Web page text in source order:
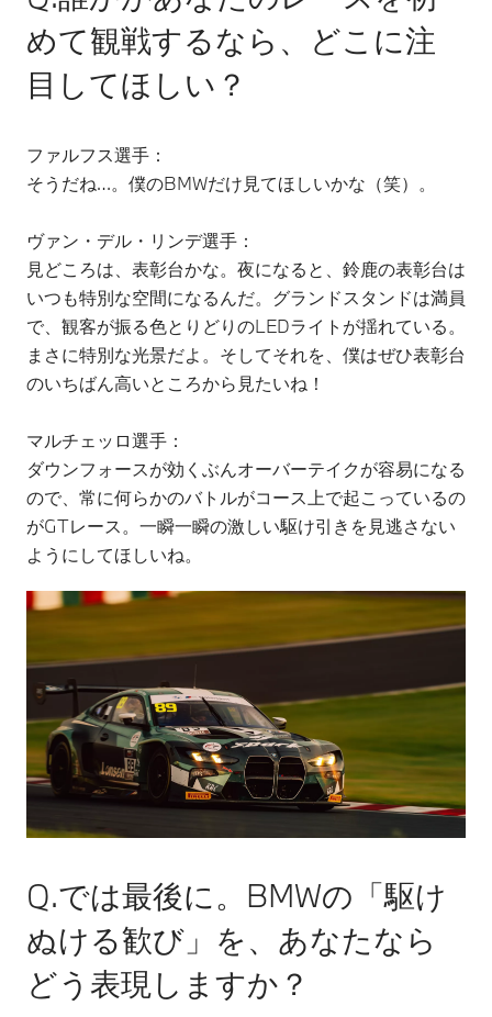
めて観戦するなら、どこに注
目してほしい？
ファルフス選手：
そうだね…。僕のBMWだけ見てほしいかな（笑）。
ヴァン・デル・リンデ選手：
見どころは、表彰台かな。夜になると、鈴鹿の表彰台は
いつも特別な空間になるんだ。グランドスタンドは満員
で、観客が振る色とりどりのLEDライトが揺れている。
まさに特別な光景だよ。そしてそれを、僕はぜひ表彰台
のいちばん高いところから見たいね！
マルチェッロ選手：
ダウンフォースが効くぶんオーバーテイクが容易になる
ので、常に何らかのバトルがコース上で起こっているの
がGTレース。一瞬一瞬の激しい駆け引きを見逃さない
ようにしてほしいね。
Q.では最後に。BMWの「駆け
ぬける歓び」を、あなたなら
どう表現しますか？